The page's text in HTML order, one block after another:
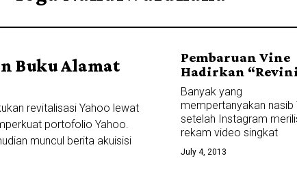
Buku Alamat
revitalisasi Yahoo lewat
portofolio Yahoo.
muncul berita akuisisi
Pembaruan Vine
Hadirkan
Banyak yang
mempertanyakan nasib
setelah Instagram
rekam video singkat
July 4, 2013